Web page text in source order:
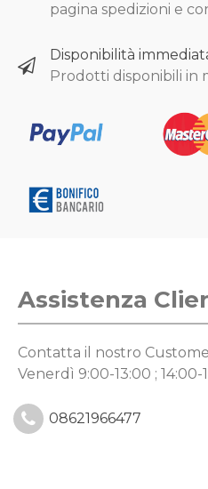
pagina spedizioni e
Disponibilità
Prodotti disponibili in
Assistenza
Contatta il nostro
Venerdì 9:00-13:00 ; 14:00-
08621966477